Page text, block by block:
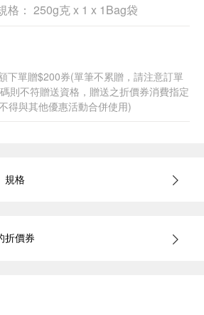
格： 250g克 x 1 x 1Bag袋
下單贈$200券(單筆不累贈，請注意訂單
則不符贈送資格，贈送之折價券消費指定
得與其他優惠活動合併使用)
規格
折價券